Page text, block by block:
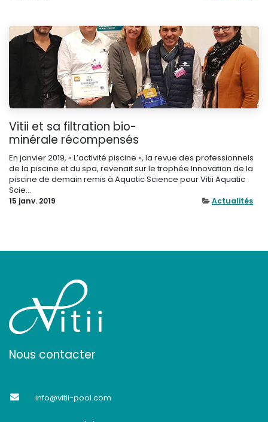
Vitii et sa filtration bio-
minérale récompensés
En janvier 2019, « L’activité piscine », la revue des professionnels
de la piscine et du spa, revenait sur le trophée Innovation de la
piscine de demain remis à Aquatic Science pour Vitii Aquatic
Scie...
15 janv. 2019 Actualités
Nous contacter
info@vitii-pool.com